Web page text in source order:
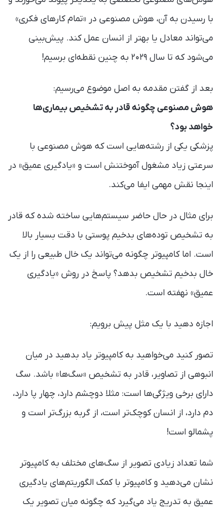
با رسیدن به آن، هوش مصنوعی در «تمام کارهای فکری»
می‌تواند معادل یا بهتر از انسان عمل کند. پیش‌بینی
می‌شود که تا سال ۲۰۲۹ به چنین نقطه‌ای برسیم!
بعد از گفتن مقدمه به اصل موضوع می‌رسیم:
هوش مصنوعی چگونه قادر به تشخیص بیماری‌ها
خواهد بود؟
پزشکی یکی از رشته‌هایی است که هوش مصنوعی با
سرعتی زیاد مشغول آموختنش است و «یادگیری عمیق» در
اینجا نقش مهمی ایفا می‌کند.
برای مثال در حال حاضر سیستم‌هایی ساخته شده که قادر
به تشخیص توده‌های بدخیم پوستی با دقت بسیار بالا
است. اما کامپیوتر چگونه می‌تواند یک خال طبیعی را از یک
خال بدخیم تشخیص بدهد؟ پاسخ در روش «یادگیری
عمیق» نهفته است.
اجازه دهید با یک مثل پیش برویم:
تصور کنید می‌خواهید به کامپیوتر یاد بدهید در میان
انبوهی از تصاویر، قادر به تشخیص «سگ‌ها» باشد. سگ‌
دارای برخی ویژگی‌ها است: مثلا دوچشم دارد، چهار پا دارد،
دم دارد، از انسان کوچک‌تر است، از گربه بزرگ‌تر است و
پشمالو است!
شما تعداد زیادی تصویر از سگ‌های مختلف به کامپیوتر
نشان می‌دهید و کامپیوتر با کمک الگوریتم‌های یادگیری
عمیق به تدریج یاد می‌گیرد که چگونه میان تصویر یک